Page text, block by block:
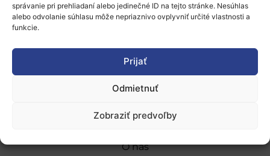
správanie pri prehliadaní alebo jedinečné ID na tejto stránke. Nesúhlas
alebo odvolanie súhlasu môže nepriaznivo ovplyvniť určité vlastnosti a
funkcie.
Prijať
Odmietnuť
Zobraziť predvoľby
Viac informácií:
Detailný popis ponuky
Zverejnené 17.1.2024, slord
O nás